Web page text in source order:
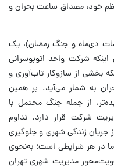
نظم خود، مصداق ساعت بحران و
دی‌ماه و جنگ رمضان)، یک
شرکت واحد اتوبوسرانی
بخشی از سازوکار تاب‌آوری و
به شمار می‌آید. بر همین
از جمله جنگ محتمل با
شرکت قرار دارد. تداوم
زندگی شهری و جلوگیری
در هر شرایطی است؛ به‌نحوی
مدیریت شهری تهران